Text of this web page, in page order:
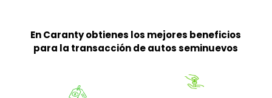
En Caranty obtienes los mejores beneficios
para la transacción de autos seminuevos